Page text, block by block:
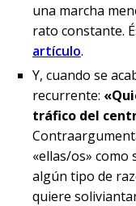
una marcha
rato constante.
artículo.
Y, cuando se
recurrente:
tráfico del
«ellas/os»
algún tipo de
quiere